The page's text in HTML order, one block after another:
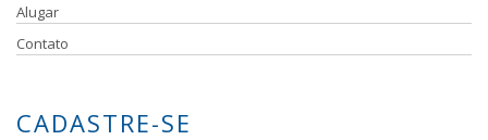
Alugar
Contato
CADASTRE-SE